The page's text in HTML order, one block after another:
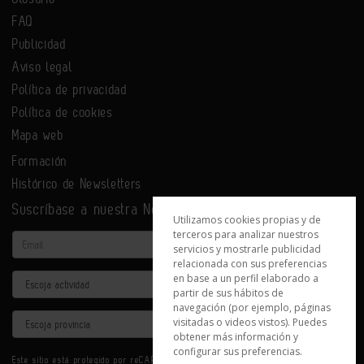
FAQ
Publicidad
Aviso legal
Política de privacidad
Política de cookies
Mapa web
Formación
Histórico de Newsletters
Suscríbase a nuestra Newsletter
Email
Actividad
Provincia
Este sitio está protegido por reCAPTCHA y se aplican la
Utilizamos cookies propias y de
terceros para analizar nuestros
servicios y mostrarle publicidad
relacionada con sus preferencias
en base a un perfil elaborado a
partir de sus hábitos de
navegación (por ejemplo, páginas
visitadas o videos vistos). Puedes
obtener más información y
configurar sus preferencias.